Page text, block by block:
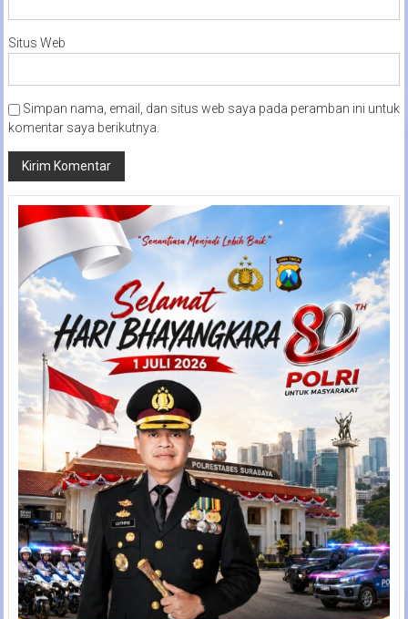
Situs Web
Simpan nama, email, dan situs web saya pada peramban ini untuk
komentar saya berikutnya.